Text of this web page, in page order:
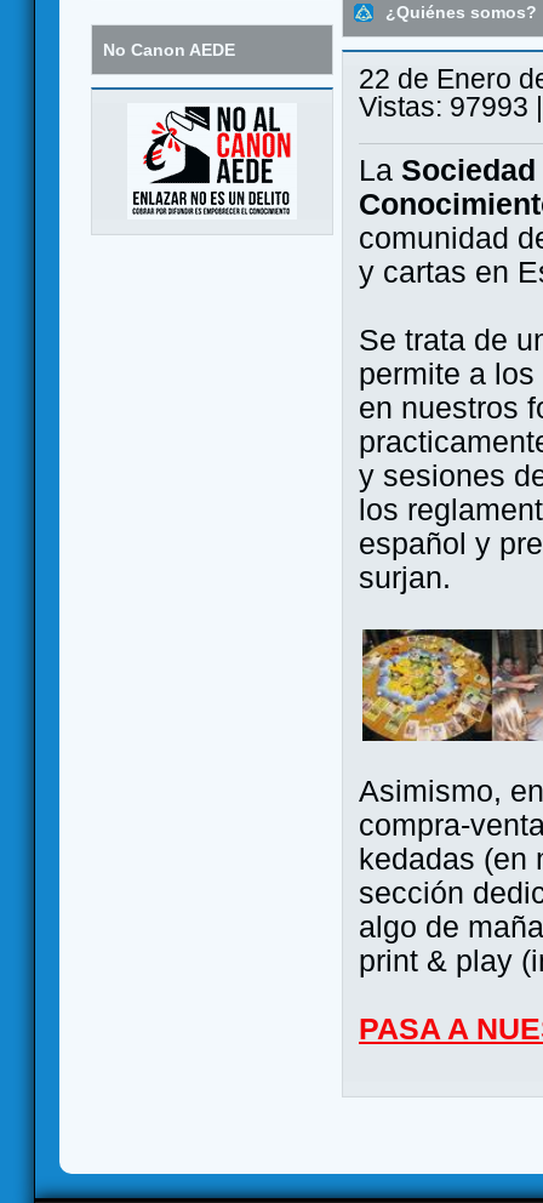
No Canon AEDE
¿Quiénes somos?
22 de Enero
Vistas: 97993
La
comunidad
y cartas en
Se trata de
permite a
en nuestros
y sesiones
los
español y
surjan.
Asimismo,
compra-
kedadas (en
sección
algo de
print & play
PASA A